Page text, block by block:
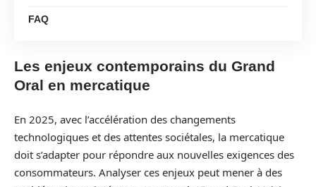
FAQ
Les enjeux contemporains du Grand
Oral en mercatique
En 2025, avec l’accélération des changements
technologiques et des attentes sociétales, la mercatique
doit s’adapter pour répondre aux nouvelles exigences des
consommateurs. Analyser ces enjeux peut mener à des